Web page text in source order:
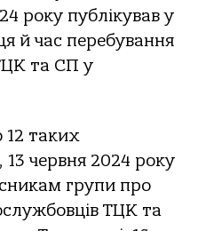
року публікував у
й час перебування
та СП у
12 таких
червня 2024 року
групи про
ТЦК та